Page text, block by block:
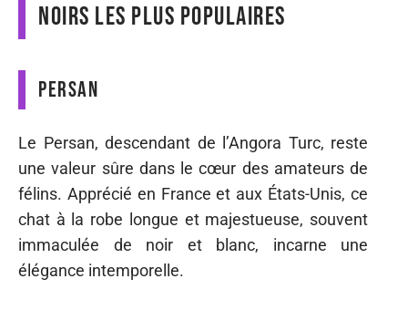
noirs les plus populaires
Persan
Le Persan, descendant de l’Angora Turc, reste
une valeur sûre dans le cœur des amateurs de
félins. Apprécié en France et aux États-Unis, ce
chat à la robe longue et majestueuse, souvent
immaculée de noir et blanc, incarne une
élégance intemporelle.